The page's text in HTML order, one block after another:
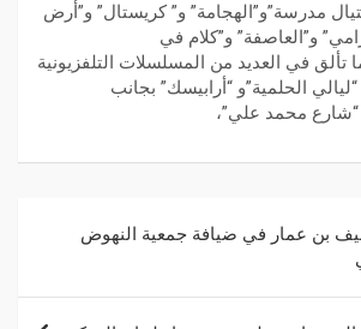
مدرسة”و”الهجامة” و” كريستال” و”أرض
و”العاصفة” و”كلام في
تألق في العديد من المسلسلات التلفزيونية
الحلمية”و “أرابيسك” بجانب
“شارع محمد علي”،
بن عمار في ضيافة جمعية النهوض